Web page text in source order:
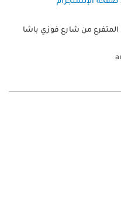
المتفرع من شارع فوزي باشا